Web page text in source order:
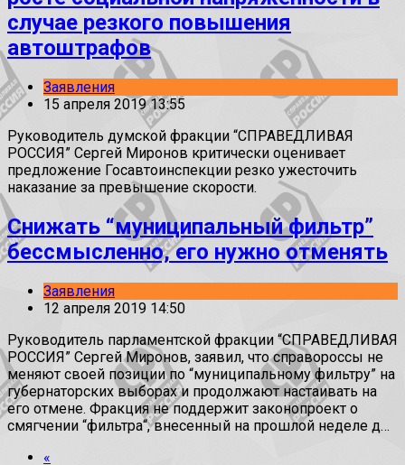
случае резкого повышения
автоштрафов
Заявления
15 апреля 2019 13:55
Руководитель думской фракции “СПРАВЕДЛИВАЯ
РОССИЯ” Сергей Миронов критически оценивает
предложение Госавтоинспекции резко ужесточить
наказание за превышение скорости.
Снижать “муниципальный фильтр”
бессмысленно, его нужно отменять
Заявления
12 апреля 2019 14:50
Руководитель парламентской фракции “СПРАВЕДЛИВАЯ
РОССИЯ” Сергей Миронов, заявил, что справороссы не
меняют своей позиции по “муниципальному фильтру” на
губернаторских выборах и продолжают настаивать на
его отмене. Фракция не поддержит законопроект о
смягчении “фильтра“, внесенный на прошлой неделе д…
«